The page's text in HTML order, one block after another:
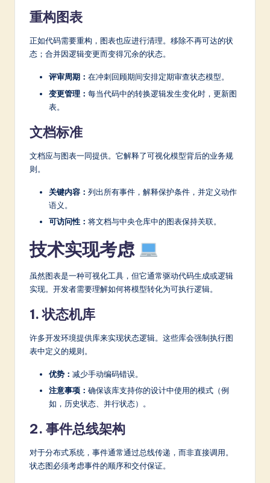
重构图表
正如代码需要重构，图表也应进行清理。移除不再可达的状
态；合并因逻辑变更而变得冗余的状态。
评审周期： 在冲刺回顾期间安排定期审查状态模型。
变更管理： 每当代码中的转换逻辑发生变化时，更新图
表。
文档标准
文档应与图表一同提供。它解释了可视化模型背后的业务规
则。
关键内容： 列出所有事件，解释保护条件，并定义动作
语义。
可访问性： 将文档与中央仓库中的图表保持关联。
技术实现考虑
虽然图表是一种可视化工具，但它通常驱动代码生成或逻辑
实现。开发者需要理解如何将模型转化为可执行逻辑。
1. 状态机库
许多开发环境提供库来实现状态逻辑。这些库会强制执行图
表中定义的规则。
优势： 减少手动编码错误。
注意事项： 确保该库支持你的设计中使用的模式（例
如，历史状态、并行状态）。
2. 事件总线架构
对于分布式系统，事件通常通过总线传递，而非直接调用。
状态图必须考虑事件的顺序和交付保证。